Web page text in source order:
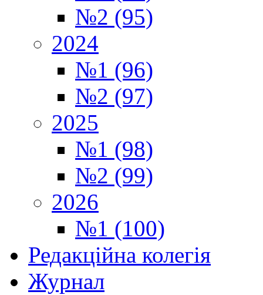
№2 (95)
2024
№1 (96)
№2 (97)
2025
№1 (98)
№2 (99)
2026
№1 (100)
Редакційна колегія
Журнал